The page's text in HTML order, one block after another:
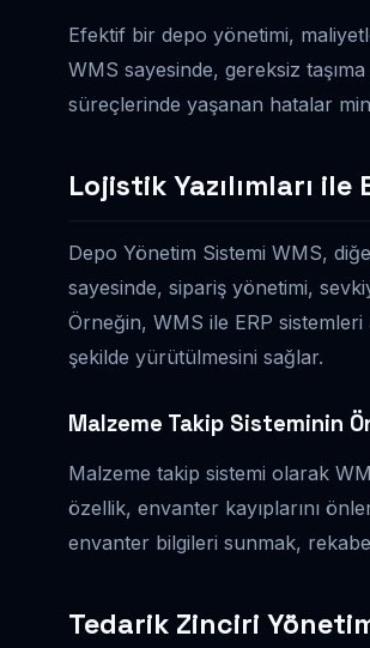
Efektif bir depo yönetimi,
WMS sayesinde, gereksiz
süreçlerinde yaşanan hatalar
Lojistik Yazılımları
Depo Yönetim Sistemi WMS,
sayesinde, sipariş yönetimi,
Örneğin, WMS ile ERP
şekilde yürütülmesini sağlar.
Malzeme Takip Sisteminin
Malzeme takip sistemi olarak
özellik, envanter kayıplarını
envanter bilgileri sunmak,
Tedarik Zinciri